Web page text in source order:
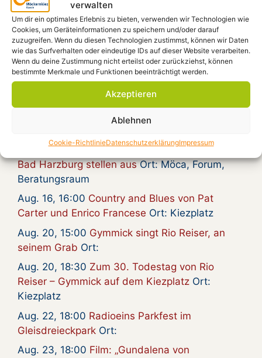
verwalten
Um dir ein optimales Erlebnis zu bieten, verwenden wir Technologien wie
Cookies, um Geräteinformationen zu speichern und/oder darauf
zuzugreifen. Wenn du diesen Technologien zustimmst, können wir Daten
wie das Surfverhalten oder eindeutige IDs auf dieser Website verarbeiten.
Wenn du deine Zustimmung nicht erteilst oder zurückziehst, können
bestimmte Merkmale und Funktionen beeinträchtigt werden.
Akzeptieren
Ablehnen
Cookie-RichtlinieDatenschutzerklärungImpressum
Beitrittsformular
Die nächsten
Veranstaltungen
Aug. 9, 19:00Vernissage: Künstler-Innen aus
Bad Harzburg stellen ausOrt: Möca, Forum,
Beratungsraum
Aug. 16, 16:00 Country and Blues von Pat
Carter und Enrico Francese Ort: Kiezplatz
Aug. 20, 15:00 Gymmick singt Rio Reiser, an
seinem Grab Ort:
Aug. 20, 18:30 Zum 30. Todestag von Rio
Reiser – Gymmick auf dem Kiezplatz Ort:
Kiezplatz
Aug. 22, 18:00 Radioeins Parkfest im
Gleisdreieckpark Ort:
Aug. 23, 18:00 Film: „Gundalena von